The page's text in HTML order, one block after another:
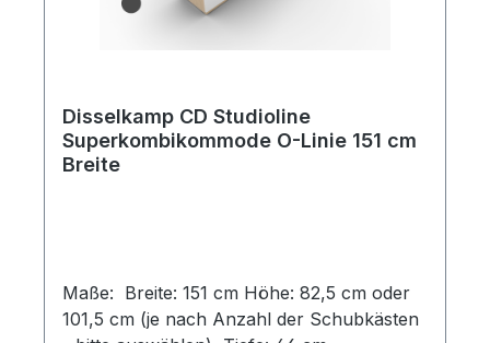
Disselkamp CD Studioline
Superkombikommode O-Linie 151 cm
Breite
Maße: Breite: 151 cm Höhe: 82,5 cm oder
101,5 cm (je nach Anzahl der Schubkästen